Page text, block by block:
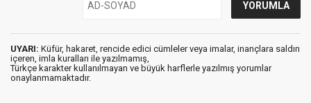
UYARI: Küfür, hakaret, rencide edici cümleler veya imalar, inançlara saldırı
içeren, imla kuralları ile yazılmamış,
Türkçe karakter kullanılmayan ve büyük harflerle yazılmış yorumlar
onaylanmamaktadır.